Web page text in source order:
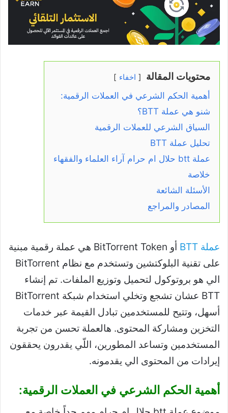
محتويات المقالة اخفاء
أهمية الحكم الشرعي في العملات الرقمية:
شنو هي عملة BTT؟
السياق الشرعي للعملات الرقمية
تحليل عملة BTT
عملة btt حلال ام حرام آراء العلماء والفقهاء
خلاصة
الأسئلة الشائعة
المصادر والمراجع
عملة BTT
أو BitTorrent Token هي عملة رقمية مبنية
على تقنية البلوكتشين وتستخدم مع نظام BitTorrent
الي هو بروتوكول لتحميل وتوزيع الملفات. تم إنشاء
BTT عشان تشجع وتخلي استخدام شبكة BitTorrent
أسهل، وتتيح للمستخدمين تبادل القيمة عبر خدمات
التخزين ومشاركة المحتوى. هالعملة تحسن من تجربة
المستخدمين وتساعد المطورين، اللّي يقدرون يحققون
إيرادات من المحتوى الي يقدمونه.
أهمية الحكم الشرعي في العملات الرقمية: